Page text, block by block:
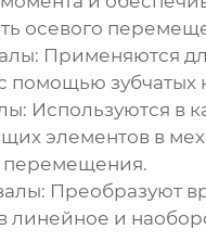
осевого
Применяются
помощью зубчатых
Используются в
элементов в
перемещения.
Преобразуют
линейное и